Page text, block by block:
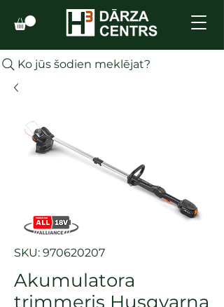
Ko jūs šodien meklējat?
SKU: 970620207
Akumulatora
trimmeris Husqvarna